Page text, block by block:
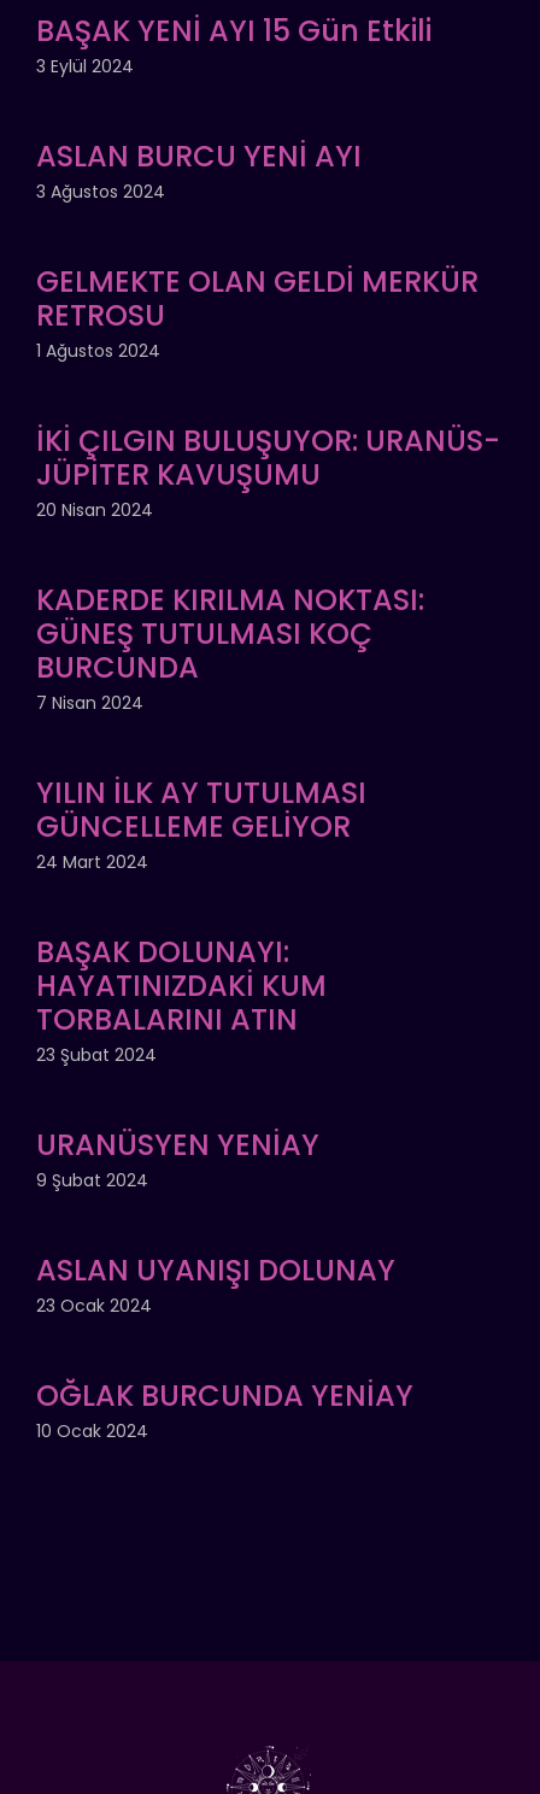
BAŞAK YENİ AYI 15 Gün Etkili
3 Eylül 2024
ASLAN BURCU YENİ AYI
3 Ağustos 2024
GELMEKTE OLAN GELDİ MERKÜR
RETROSU
1 Ağustos 2024
İKİ ÇILGIN BULUŞUYOR: URANÜS-
JÜPİTER KAVUŞUMU
20 Nisan 2024
KADERDE KIRILMA NOKTASI:
GÜNEŞ TUTULMASI KOÇ
BURCUNDA
7 Nisan 2024
YILIN İLK AY TUTULMASI
GÜNCELLEME GELİYOR
24 Mart 2024
BAŞAK DOLUNAYI:
HAYATINIZDAKİ KUM
TORBALARINI ATIN
23 Şubat 2024
URANÜSYEN YENİAY
9 Şubat 2024
ASLAN UYANIŞI DOLUNAY
23 Ocak 2024
OĞLAK BURCUNDA YENİAY
10 Ocak 2024